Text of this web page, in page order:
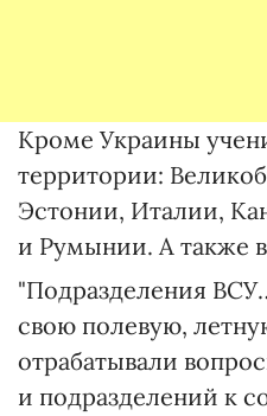
Кроме Украины
территории:
Эстонии, Италии,
и Румынии. А также
"Подразделения
свою полевую,
отрабатывали
и подразделений к